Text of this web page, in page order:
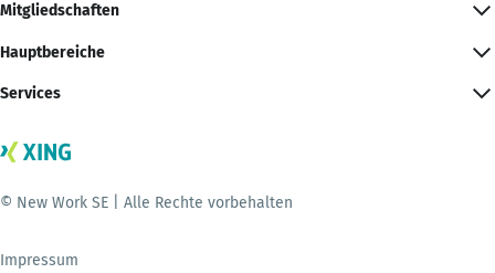
Mitgliedschaften
Hauptbereiche
Services
© New Work SE | Alle Rechte vorbehalten
Impressum